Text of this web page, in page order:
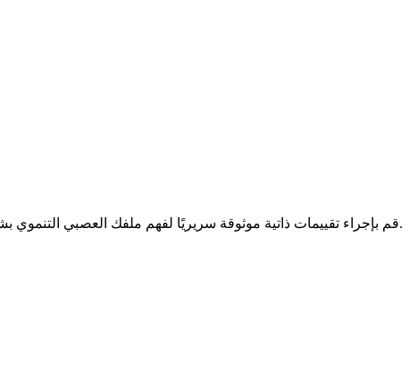
قم بإجراء تقييمات ذاتية موثوقة سريريًا لفهم ملفك العصبي التنموي بشكل أفضل. جميع الاختبارات مجانية وخاصة ومدعومة علميًا.